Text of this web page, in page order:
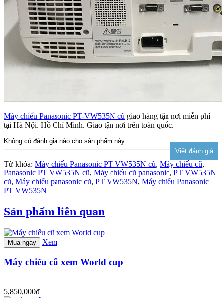
Máy chiếu Panasonic PT-VW535N cũ giao hàng tận nơi miễn phí
tại Hà Nội, Hồ Chí Minh. Giao tận nơi trên toàn quốc.
Không có đánh giá nào cho sản phẩm này.
Từ khóa: Máy chiếu Panasonic PT VW535N cũ, Máy chiếu cũ,
Panasonic PT VW535N cũ, Máy chiếu cũ panasonic, PT VW535N
cũ, Máy chiếu panasonic cũ, PT VW535N, Máy chiếu Panasonic
PT VW535N
Sản phẩm liên quan
Mua ngay Xem
Máy chiếu cũ xem World cup
5,850,000đ